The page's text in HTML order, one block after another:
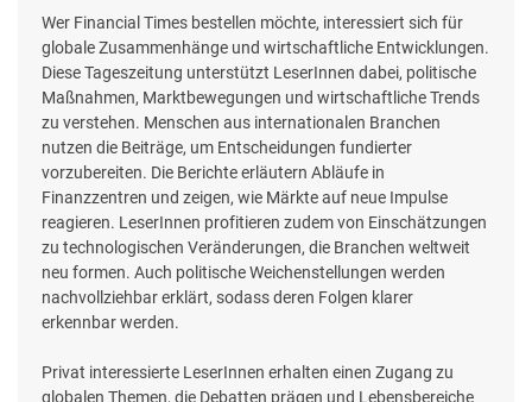
Wer Financial Times bestellen möchte, interessiert sich für
globale Zusammenhänge und wirtschaftliche Entwicklungen.
Diese Tageszeitung unterstützt LeserInnen dabei, politische
Maßnahmen, Marktbewegungen und wirtschaftliche Trends
zu verstehen. Menschen aus internationalen Branchen
nutzen die Beiträge, um Entscheidungen fundierter
vorzubereiten. Die Berichte erläutern Abläufe in
Finanzzentren und zeigen, wie Märkte auf neue Impulse
reagieren. LeserInnen profitieren zudem von Einschätzungen
zu technologischen Veränderungen, die Branchen weltweit
neu formen. Auch politische Weichenstellungen werden
nachvollziehbar erklärt, sodass deren Folgen klarer
erkennbar werden.
Privat interessierte LeserInnen erhalten einen Zugang zu
globalen Themen, die Debatten prägen und Lebensbereiche